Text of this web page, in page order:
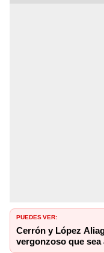
PUEDES VER:
Cerrón y López
vergonzoso que sea